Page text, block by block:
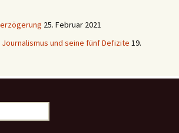
25. Februar 2021
und seine fünf Defizite 19.